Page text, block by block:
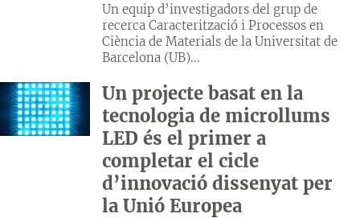
Un equip d’investigadors del grup de
recerca Caracterització i Processos en
Ciència de Materials de la Universitat de
Barcelona (UB)...
Un projecte basat en la
tecnologia de microllums
LED és el primer a
completar el cicle
d’innovació dissenyat per
la Unió Europea